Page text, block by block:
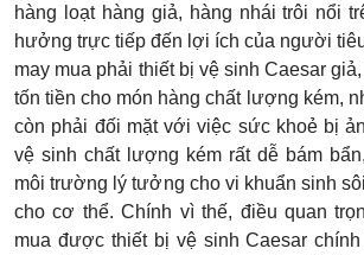
hàng loạt hàng giả, hàng nhái trôi nổi
hưởng trực tiếp đến lợi ích của người
may mua phải thiết bị vệ sinh Caesar
tốn tiền cho món hàng chất lượng kém,
còn phải đối mặt với việc sức khoẻ bị
vệ sinh chất lượng kém rất dễ bám
môi trường lý tưởng cho vi khuẩn sinh
cho cơ thể. Chính vì thế, điều quan
mua được thiết bị vệ sinh Caesar